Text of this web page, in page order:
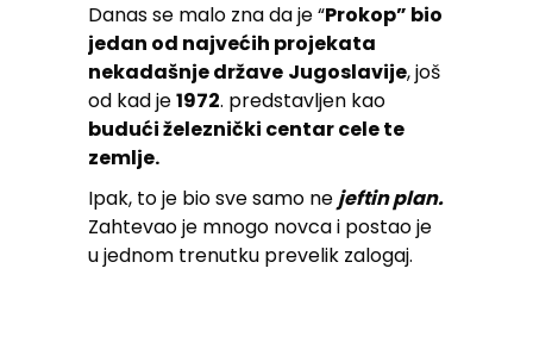
Danas se malo zna da je “Prokop” bio
jedan od najvećih projekata
nekadašnje države Jugoslavije, još
od kad je1972. predstavljen kao
budući železnički centar cele te
zemlje.
Ipak, to je bio sve samo nejeftin plan.
Zahtevao je mnogo novca i postao je
u jednom trenutku prevelik zalogaj.